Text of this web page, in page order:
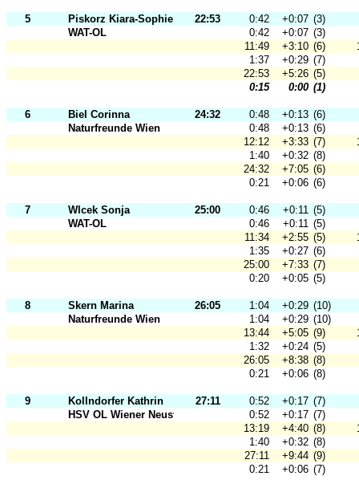
5 Piskorz Kiara-Sophie 22:53 0:42 +0:07 (3)
WAT-OL
0:42 +0:07 (3)
11:49
+3:10 (6)
1:37
+0:29 (7)
22:53
+5:26 (5)
0:15
0:00 (1)
6 Biel Corinna 24:32 0:48 +0:13 (6)
Naturfreunde Wien
0:48 +0:13 (6)
12:12
+3:33 (7)
1:40
+0:32 (8)
24:32
+7:05 (6)
0:21
+0:06 (6)
7 Wlcek Sonja 25:00 0:46 +0:11 (5)
WAT-OL
0:46 +0:11 (5)
11:34
+2:55 (5)
1:35
+0:27 (6)
25:00
+7:33 (7)
0:20
+0:05 (5)
8 Skern Marina 26:05 1:04 +0:29 (10)
Naturfreunde Wien
1:04 +0:29 (10)
13:44
+5:05 (9)
1:32
+0:24 (5)
26:05
+8:38 (8)
0:21
+0:06 (8)
9 Kollndorfer Kathrin 27:11 0:52 +0:17 (7)
HSV OL Wiener Neustadt
0:52 +0:17 (7)
13:19
+4:40 (8)
1:40
+0:32 (8)
27:11
+9:44 (9)
0:21
+0:06 (7)